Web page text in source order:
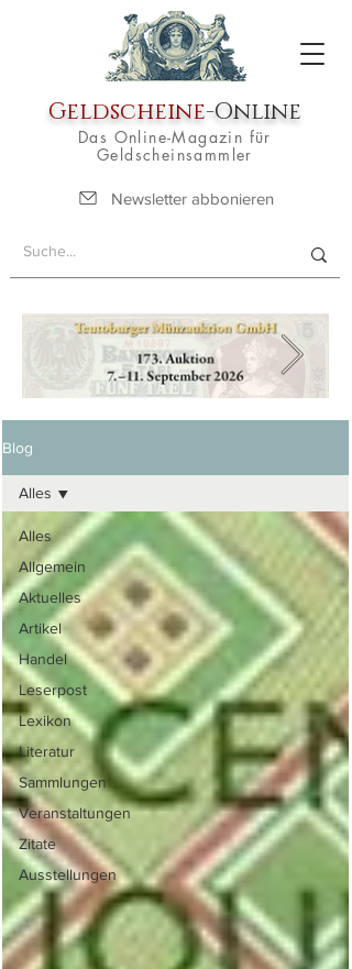
Geldscheine-Online
Das Online-Magazin für
Geldscheinsammler
Newsletter abbonieren
Blog
Alles
Allgemein
Aktuelles
Artikel
Handel
Leserpost
Lexikon
Literatur
Sammlungen
Veranstaltungen
Zitate
Ausstellungen
Alles